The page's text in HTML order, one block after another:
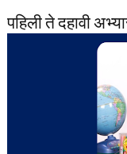
पहिली ते दहावी